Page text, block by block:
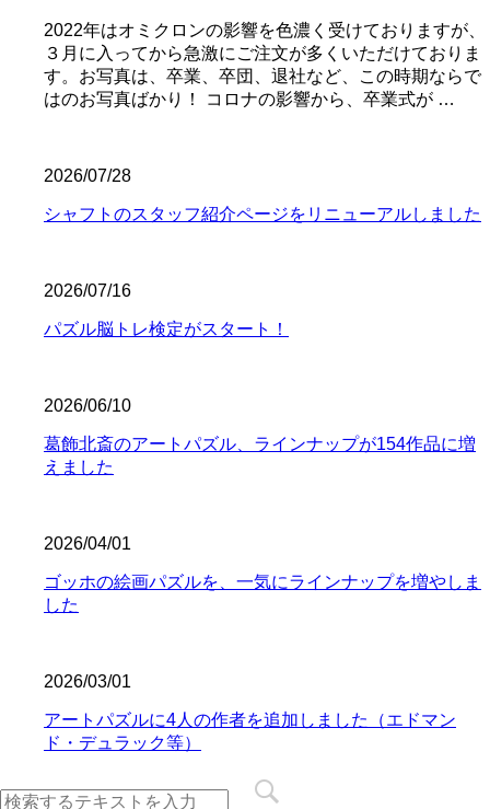
2022年はオミクロンの影響を色濃く受けておりますが、
３月に入ってから急激にご注文が多くいただけておりま
す。お写真は、卒業、卒団、退社など、この時期ならで
はのお写真ばかり！ コロナの影響から、卒業式が …
2026/07/28
シャフトのスタッフ紹介ページをリニューアルしました
2026/07/16
パズル脳トレ検定がスタート！
2026/06/10
葛飾北斎のアートパズル、ラインナップが154作品に増
えました
2026/04/01
ゴッホの絵画パズルを、一気にラインナップを増やしま
した
2026/03/01
アートパズルに4人の作者を追加しました（エドマン
ド・デュラック等）